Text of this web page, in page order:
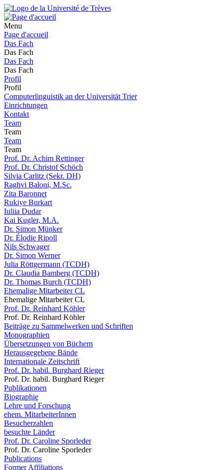
Menu
Page d'accueil
Das Fach
Das Fach
Das Fach
Das Fach
Profil
Profil
Computerlinguistik an der Universität Trier
Einrichtungen
Kontakt
Team
Team
Team
Team
Prof. Dr. Achim Rettinger
Prof. Dr. Christof Schöch
Silvia Carlitz (Sekr. DH)
Raghvi Baloni, M.Sc.
Zita Baronnet
Rukiye Burkart
Iuliia Dudar
Kai Kugler, M.A.
Dr. Simon Münker
Dr. Élodie Ripoll
Nils Schwager
Dr. Simon Werner
Julia Röttgermann (TCDH)
Dr. Claudia Bamberg (TCDH)
Dr. Thomas Burch (TCDH)
Ehemalige Mitarbeiter CL
Ehemalige Mitarbeiter CL
Prof. Dr. Reinhard Köhler
Prof. Dr. Reinhard Köhler
Beiträge zu Sammelwerken und Schriften
Monographien
Übersetzungen von Büchern
Herausgegebene Bände
Internationale Zeitschrift
Prof. Dr. habil. Burghard Rieger
Prof. Dr. habil. Burghard Rieger
Publikationen
Biographie
Lehre und Forschung
ehem. MitarbeiterInnen
Besucherzahlen
besuchte Länder
Prof. Dr. Caroline Sporleder
Prof. Dr. Caroline Sporleder
Publications
Former Affiliations